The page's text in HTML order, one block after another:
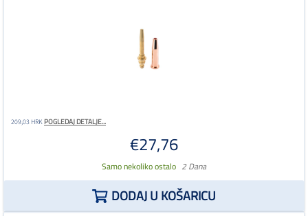
209,03 HRKPOGLEDAJ DETALJE...
€27,76
Samo nekoliko ostalo 2 Dana
DODAJ U KOŠARICU